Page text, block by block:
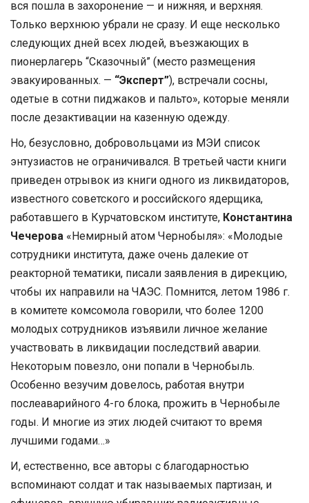
вся пошла в захоронение — и нижняя, и верхняя.
Только верхнюю убрали не сразу. И еще несколько
следующих дней всех людей, въезжающих в
пионерлагерь “Сказочный” (место размещения
эвакуированных. — “Эксперт”), встречали сосны,
одетые в сотни пиджаков и пальто», которые меняли
после дезактивации на казенную одежду.
Но, безусловно, добровольцами из МЭИ список
энтузиастов не ограничивался. В третьей части книги
приведен отрывок из книги одного из ликвидаторов,
известного советского и российского ядерщика,
работавшего в Курчатовском институте, Константина
Чечерова «Немирный атом Чернобыля»: «Молодые
сотрудники института, даже очень далекие от
реакторной тематики, писали заявления в дирекцию,
чтобы их направили на ЧАЭС. Помнится, летом 1986 г.
в комитете комсомола говорили, что более 1200
молодых сотрудников изъявили личное желание
участвовать в ликвидации последствий аварии.
Некоторым повезло, они попали в Чернобыль.
Особенно везучим довелось, работая внутри
послеаварийного 4-го блока, прожить в Чернобыле
годы. И многие из этих людей считают то время
лучшими годами…»
И, естественно, все авторы с благодарностью
вспоминают солдат и так называемых партизан, и